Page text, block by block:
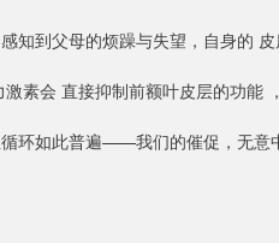
知到父母的烦躁与失望，自身的
素会 直接抑制前额叶皮层的功能
环如此普遍——我们的催促，无意